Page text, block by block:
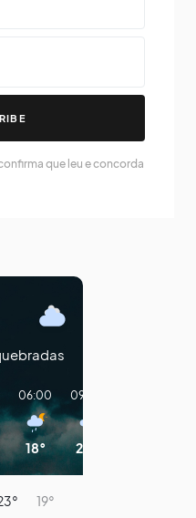
que leu e concorda
06:00
18°
09:00
20°
19°